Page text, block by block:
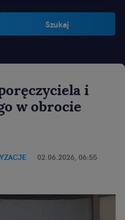
Szukaj
i
w obrocie
02.06.2026, 06:55